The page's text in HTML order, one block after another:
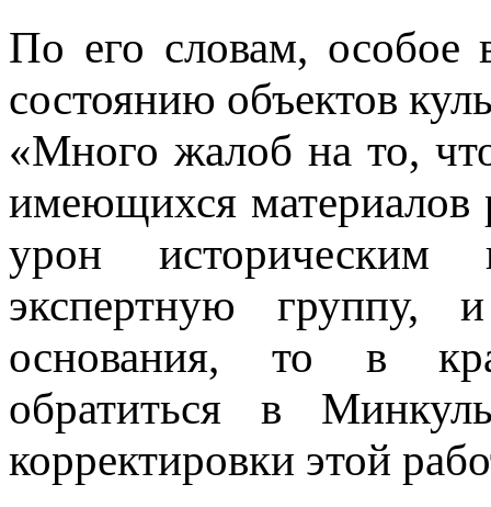
По его словам, особое
состоянию объектов
«Много жалоб на то,
имеющихся материалов
урон историческим
экспертную группу,
основания, то в
обратиться в
корректировки этой